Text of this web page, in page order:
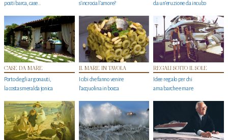
posti barca, case…
s'incrocia l’amore?
da un’eruzione da incubo
CASE DA MARE
Porto degli argonauti,
la costa smeralda jonica
IL MARE IN TAVOLA
I cibi che fanno venire
l’acquolina in bocca
REGALI SOTTO IL SOLE
Idee regalo per chi
ama barche e mare